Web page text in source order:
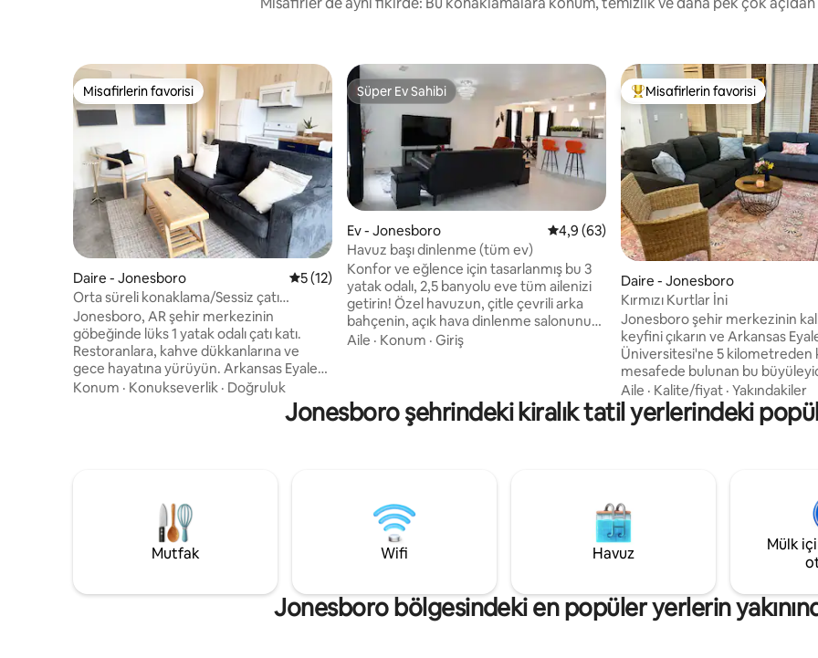
Misafirlerin favorisi
Misafirlerin favorisi
Daire - Jonesboro 5 üzerinden ortalama 5 puan, 12 değerlendirme
5 (12)
Orta süreli konaklama/Sessiz çatı
katı/Spor salonu/Kapalı otopark
Jonesboro, AR şehir merkezinin
göbeğinde lüks 1 yatak odalı çatı katı.
Restoranlara, kahve dükkanlarına ve
gece hayatına yürüyün. Arkansas Eyalet
Üniversitesi ve yerel hastanelere birkaç
dakika mesafede. İş için seyahat edenler,
hemşireler ve çiftler için mükemmel.
çıkarın. Birinci sınıf konumda konfor,
kolaylık ve stil. * Uzun süreli tekliflerimiz
hakkında bilgi edinmek için "Long Term"
yazıp mesaj gönderin * Sigara İçilmeyen
Konum · Konukseverlik · Doğruluk
Süper Ev Sahibi
Süper Ev Sahibi
Ev - Jonesboro 5 üzerinden ortalama 4,9 puan, 63
4,9 (63)
Havuz başı dinlenme (tüm ev)
Konfor ve eğlence için tasarlanmış bu 3
yatak odalı, 2,5 banyolu eve tüm ailenizi
getirin! Özel havuzun, çitle çevrili arka
bahçenin, açık hava dinlenme salonunun
ve barbekülerin tadını çıkarın; açık havada
birlikte kalıcı anılar yaratmak için ideal bir
yer. Ayrıca, Jonesboro şehir merkezine
keşfetmenizi kolaylaştırır.
Aile · Konum · Giriş
Misafirlerin favorilerinden en
Misafirlerin favorisi
Daire - Jonesboro
Kırmızı Kurtlar İni
Jonesboro şehir merkezinin
keyfini çıkarın ve Arkansas
Üniversitesi'ne 5 kilometreden
mesafede bulunan bu
kattaki tarihi çatı katında MAÇ
hazırlanın! Restoranlara, barlara,
butiklere ve bu canlı şehrin
düşünülerek tasarlanmıştır. Çatı
yatak odası (king boy ve queen
yatak) ve tam boy bir çekyat ile
kadar barındırabilir.
Aile · Kalite/fiyat · Yakındakiler
Jonesboro şehrindeki kiralık tatil yerlerindeki
Mutfak Wifi Havuz
Mülk
Jonesboro bölgesindeki en popüler yerlerin